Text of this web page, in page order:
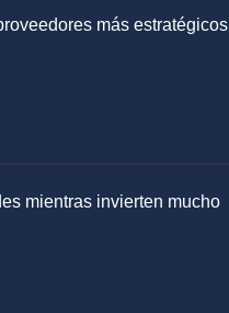
más estratégicos
mientras invierten mucho